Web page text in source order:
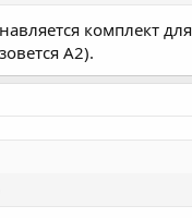
комплект
A2).